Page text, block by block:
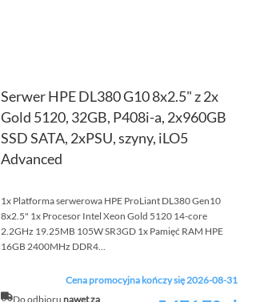
Serwer HPE DL380 G10 8x2.5" z 2x
Gold 5120, 32GB, P408i-a, 2x960GB
SSD SATA, 2xPSU, szyny, iLO5
Advanced
1x Platforma serwerowa HPE ProLiant DL380 Gen10
8x2.5" 1x Procesor Intel Xeon Gold 5120 14-core
2.2GHz 19.25MB 105W SR3GD 1x Pamięć RAM HPE
16GB 2400MHz DDR4...
Do odbioru nawet za
Cena promocyjna kończy się 2026-08-31